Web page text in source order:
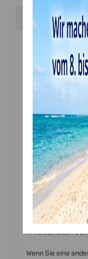
Beschreibung
Dekorieren von
Alle unsere
Laser mit viel
Holz ist ein
Stück eine
Jeder Cake
Material:
heimische
Maße:
Größe variabel
11 verschieden
Wenn Sie eine